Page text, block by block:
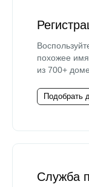
похожее
из 700+
Подобрать
Служба